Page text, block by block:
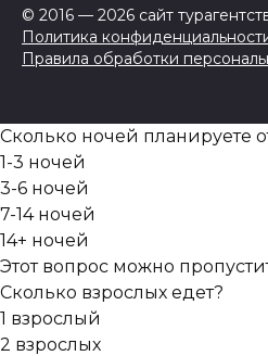
© 2016 — 2026 сайт
Политика
Правила обработки
Сколько ночей планируете
1-3 ночей
3-6 ночей
7-14 ночей
14+ ночей
Этот вопрос можно
Сколько взрослых едет?
1 взрослый
2 взрослых